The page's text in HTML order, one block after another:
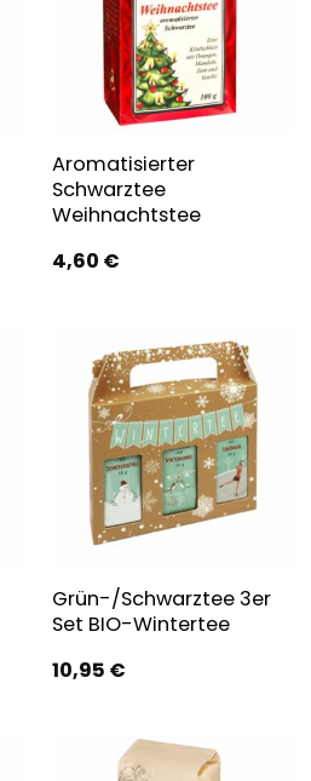
Aromatisierter
Schwarztee
Weihnachtstee
4,60 €
Grün-/Schwarztee 3er
Set BIO-Wintertee
10,95 €